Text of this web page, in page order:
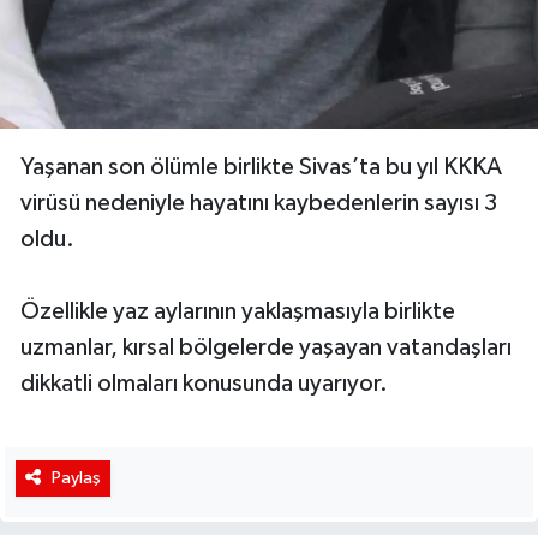
Yaşanan son ölümle birlikte Sivas’ta bu yıl KKKA
virüsü nedeniyle hayatını kaybedenlerin sayısı 3
oldu.
Özellikle yaz aylarının yaklaşmasıyla birlikte
uzmanlar, kırsal bölgelerde yaşayan vatandaşları
dikkatli olmaları konusunda uyarıyor.
Paylaş